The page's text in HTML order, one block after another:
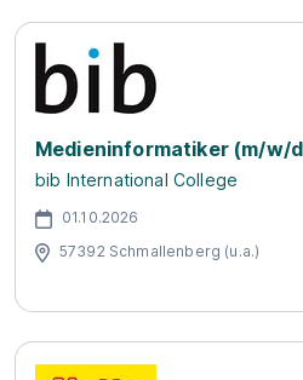
Medieninformatiker (m/w/
bib International College
01.10.2026
57392 Schmallenberg (u.a.)